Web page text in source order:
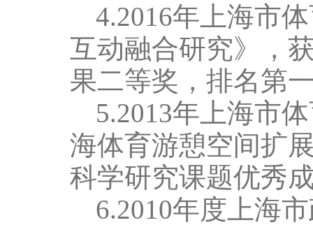
4.2016年上海市
互动融合研究》，
果二等奖，排名第
5.2013年上海市
海体育游憩空间扩
科学研究课题优秀
6.2010年度上海